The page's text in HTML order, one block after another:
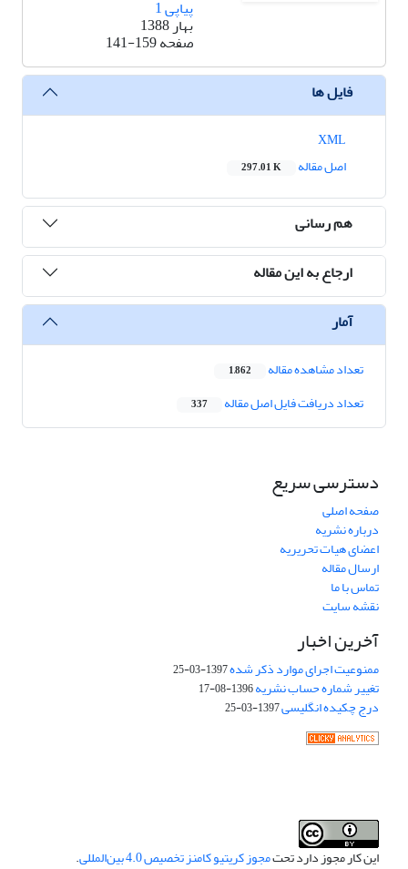
پیاپی 1
بهار 1388
صفحه141-159
فایل ها
اصل مقاله
297.01 K
هم رسانی
ارجاع به این مقاله
آمار
تعداد مشاهده مقاله 1,862
تعداد دریافت فایل اصل مقاله 337
دسترسی سریع
صفحه اصلی
درباره نشریه
اعضای هیات تحریریه
ارسال مقاله
تماس با ما
نقشه سایت
آخرین اخبار
ممنوعیت اجرای موارد ذکر شده1397-03-25
تغییر شماره حساب نشریه1396-08-17
درج چکیده انگلیسی1397-03-25
این کار مجوز دارد تحتمجوز کریتیو کامنز تخصیص 4.0 بین‌المللی .